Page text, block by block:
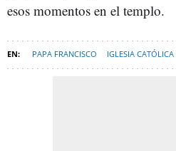
esos momentos en el templo.
PAPA FRANCISCO IGLESIA CATÓLICA